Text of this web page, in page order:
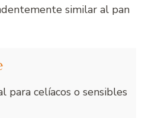
similar al pan
para celíacos o sensibles